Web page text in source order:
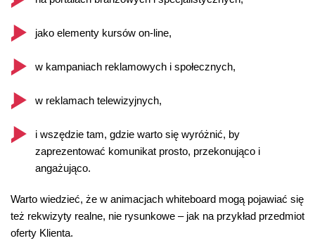
jako elementy kursów on-line,
w kampaniach reklamowych i społecznych,
w reklamach telewizyjnych,
i wszędzie tam, gdzie warto się wyróżnić, by
zaprezentować komunikat prosto, przekonująco i
angażująco.
Warto wiedzieć, że w animacjach whiteboard mogą pojawiać się
też rekwizyty realne, nie rysunkowe – jak na przykład przedmiot
oferty Klienta.